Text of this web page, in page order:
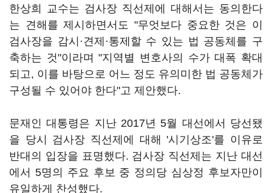
한상희 교수는 검사장 직선제에 대해서는 동의한다
는 견해를 제시하면서도 "무엇보다 중요한 것은 이
검사장을 감시·견제·통제할 수 있는 법 공동체를 구
축하는 것"이라며 "지역별 변호사의 수가 대폭 확대
되고, 이를 바탕으로 어느 정도 유의미한 법 공동체가
구성될 수 있어야 한다"고 제안했다.
문재인 대통령은 지난 2017년 5월 대선에서 당선됐
을 당시 검사장 직선제에 대해 '시기상조'를 이유로
반대의 입장을 표명했다. 검사장 직선제는 지난 대선
에서 5명의 주요 후보 중 정의당 심상정 후보자만이
유일하게 찬성했다.